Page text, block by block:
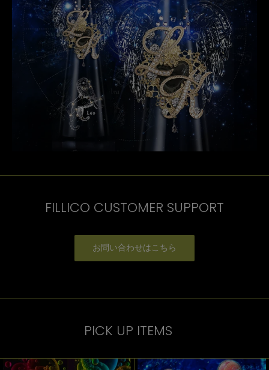
FILLICO CUSTOMER SUPPORT
お問い合わせはこちら
PICK UP ITEMS